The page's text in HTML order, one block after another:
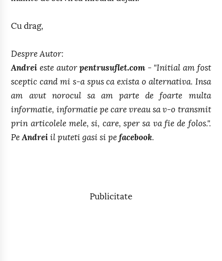
Cu drag,
Despre Autor:
Andrei este autorpentrusuflet.com - "Initial am fost
sceptic cand mi s-a spus ca exista o alternativa. Insa
am avut norocul sa am parte de foarte multa
informatie, informatie pe care vreau sa v-o transmit
prin articolele mele, si, care, sper sa va fie de folos.".
PeAndrei il puteti gasi si pefacebook.
Publicitate